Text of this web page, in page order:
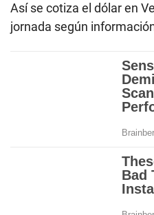
Así se cotiza el dólar en
jornada según